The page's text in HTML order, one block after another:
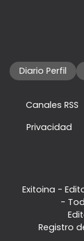
Diario Perfil
Canales RSS
Privacidad
Exitoina -
-
Registro